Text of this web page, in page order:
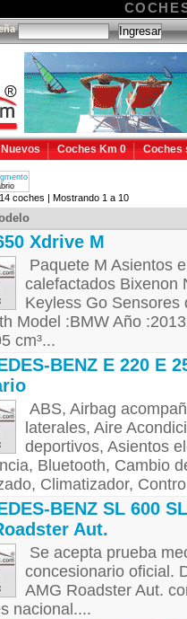
Coches Km 0 Coches
coches | Mostrando 1 a 10
Xdrive M
Paquete M Asientos
calefactados Bixenon
Keyless Go Sensores
Model :BMW Año
cm³...
BENZ E 220 E
ABS, Airbag
laterales, Aire
deportivos, Asientos
Bluetooth, Cambio
Climatizador,
BENZ SL 600
Aut.
Se acepta prueba
concesionario oficial.
AMG Roadster Aut.
nacional....